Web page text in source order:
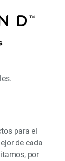
para el
de cada
por